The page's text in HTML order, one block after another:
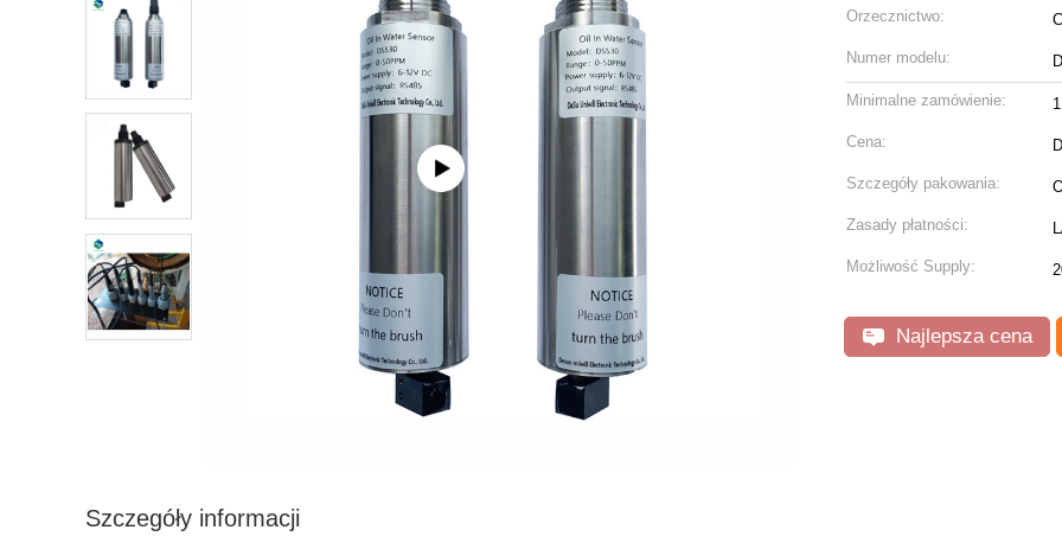
Orzecznictwo:
Numer modelu:
Minimalne zamówienie: 1
Cena:
Szczegóły pakowania:
Zasady płatności:
Możliwość Supply:
Najlepsza cena
Szczegóły informacji